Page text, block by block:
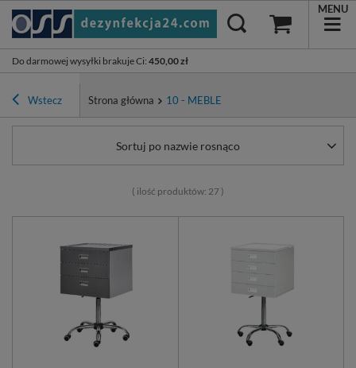
Do darmowej wysyłki brakuje Ci: 450,00 zł
MENU
Wstecz Strona główna 10 - MEBLE
Sortuj po nazwie rosnąco
( ilość produktów: 27)